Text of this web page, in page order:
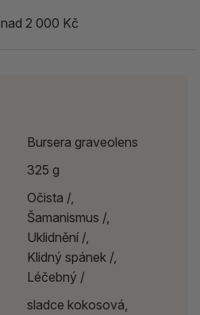
nad 2 000 Kč
Bursera graveolens
325 g
Očista /,
Šamanismus /,
Uklidnění /,
Klidný spánek /,
Léčebný /
sladce kokosová,